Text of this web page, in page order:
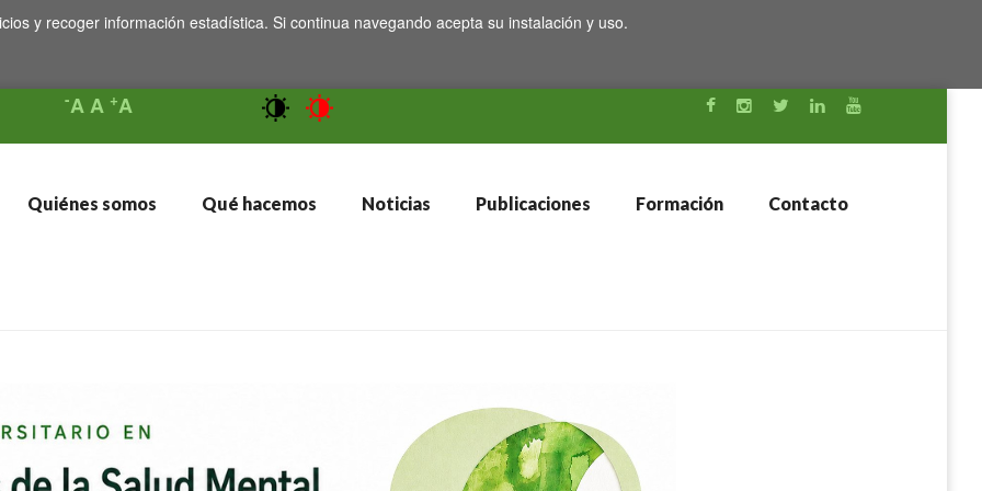
y recoger información estadística. Si continua navegando acepta su instalación y uso.
-AA +A
Quiénes somos Qué hacemos Noticias Publicaciones Formación Contacto